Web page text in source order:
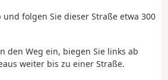
und folgen Sie dieser Straße etwa 300
den Weg ein, biegen Sie links ab
weiter bis zu einer Straße.